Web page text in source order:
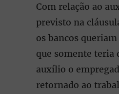
Com relação ao
previsto na
os bancos
que somente teria
auxílio o
retornado ao